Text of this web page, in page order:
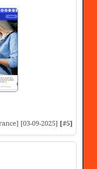
[03-09-2025] [#5]